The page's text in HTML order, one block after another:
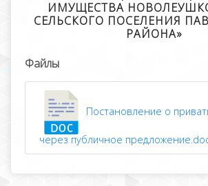
ИМУЩЕСТВА
СЕЛЬСКОГО ПОСЕЛЕНИЯ
РАЙОНА»
Файлы
Постановление о
через публичное предложение.doc